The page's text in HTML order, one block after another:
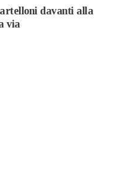
davanti alla
via